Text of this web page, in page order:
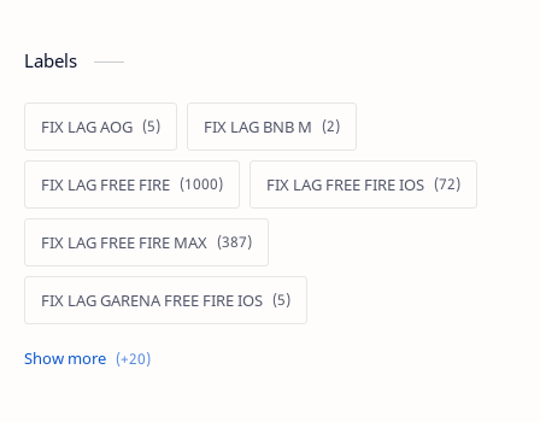
Labels
FIX LAG AOG FIX LAG BNB M
FIX LAG FREE FIRE FIX LAG FREE FIRE IOS
FIX LAG FREE FIRE MAX
FIX LAG GARENA FREE FIRE IOS
FIX LAG LIÊN QUÂN MOBILE